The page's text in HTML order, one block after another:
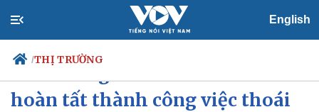
English
/THỊ TRƯỜNG
hoàn tất thành công việc thoái